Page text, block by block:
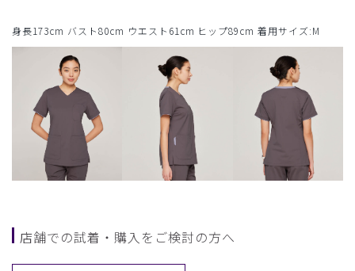
身長173cm バスト80cm ウエスト61cm ヒップ89cm 着用サイズ:M
店舗での試着・購入をご検討の方へ